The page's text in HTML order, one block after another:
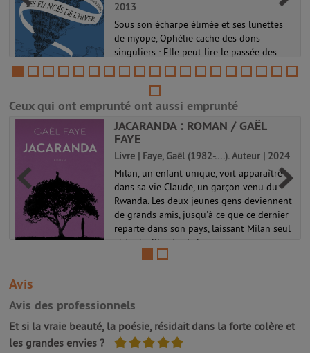
2013
Sous son écharpe élimée et ses lunettes
de myope, Ophélie cache des dons
singuliers : Elle peut lire le passée des
objets et traverser les miroirs. Elle vit
paisiblement sur l'arche d'Anima quand on
la fiance à Thorn, du puissant ...
La passe-miroir 01
Ceux qui ont emprunté ont aussi emprunté
JACARANDA : ROMAN / GAËL
FAYE
Livre | Faye, Gaël (1982-....). Auteur | 2024
Milan, un enfant unique, voit apparaître
dans sa vie Claude, un garçon venu du
Rwanda. Les deux jeunes gens deviennent
de grands amis, jusqu'à ce que ce dernier
reparte dans son pays, laissant Milan seul
et triste. Plus tard, il s...
Avis
Avis des professionnels
Et si la vraie beauté, la poésie, résidait dans la forte colère et
les grandes envies ?
5/5